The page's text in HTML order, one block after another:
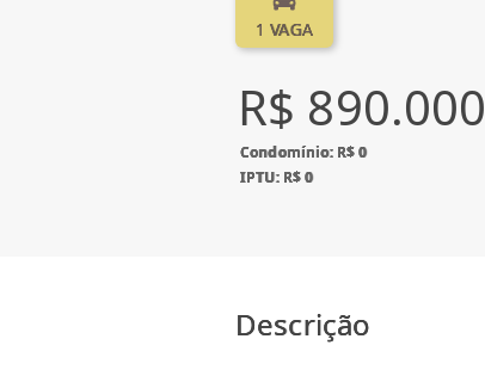
1 VAGA
R$ 890.000
Condomínio: R$ 0
IPTU: R$ 0
Descrição